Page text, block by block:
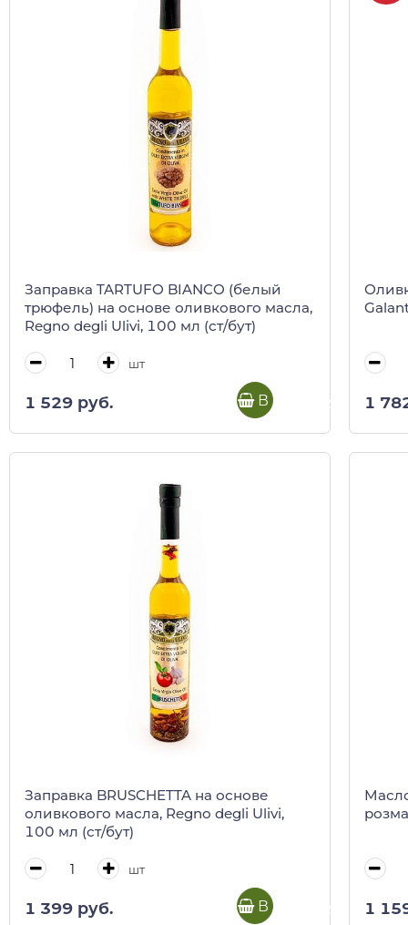
Заправка TARTUFO BIANCO (белый
трюфель) на основе оливкового масла,
Regno degli Ulivi, 100 мл (ст/бут)
шт
1 529 руб. В корзину 1
Заправка BRUSCHETTA на основе
оливкового масла, Regno degli Ulivi,
100 мл (ст/бут)
шт
1 399 руб. В корзину 1